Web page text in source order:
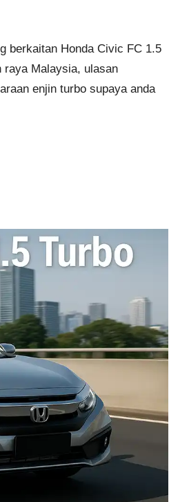
berkaitan Honda Civic FC 1.5
Malaysia, ulasan
enjin turbo supaya anda